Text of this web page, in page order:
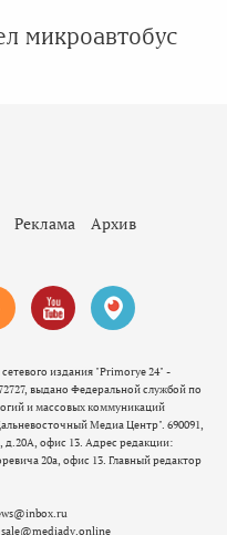
микроавтобус
Реклама
Архив
издания "Primorye 24" -
выдано Федеральной службой по
и массовых коммуникаций
Медиа Центр". 690091,
д.20А, офис 13. Адрес редакции:
20а, офис 13. Главный редактор